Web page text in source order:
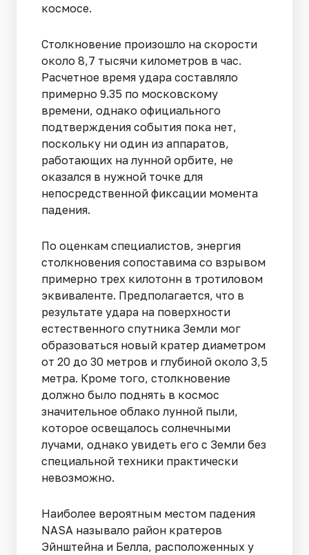
космосе.
Столкновение произошло на скорости
около 8,7 тысячи километров в час.
Расчетное время удара составляло
примерно 9.35 по московскому
времени, однако официального
подтверждения события пока нет,
поскольку ни один из аппаратов,
работающих на лунной орбите, не
оказался в нужной точке для
непосредственной фиксации момента
падения.
По оценкам специалистов, энергия
столкновения сопоставима со взрывом
примерно трех килотонн в тротиловом
эквиваленте. Предполагается, что в
результате удара на поверхности
естественного спутника Земли мог
образоваться новый кратер диаметром
от 20 до 30 метров и глубиной около 3,5
метра. Кроме того, столкновение
должно было поднять в космос
значительное облако лунной пыли,
которое освещалось солнечными
лучами, однако увидеть его с Земли без
специальной техники практически
невозможно.
Наиболее вероятным местом падения
NASA называло район кратеров
Эйнштейна и Белла, расположенных у